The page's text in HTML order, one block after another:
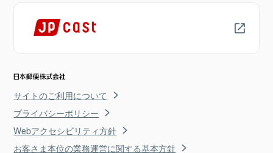
サイトのご利用について
プライバシーポリシー
Webアクセシビリティ方針
お客さま本位の業務運営に関する基本方針